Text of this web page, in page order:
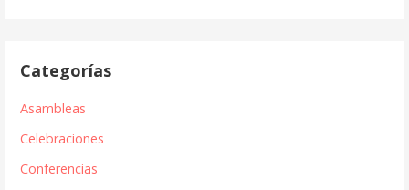
Categorías
Asambleas
Celebraciones
Conferencias